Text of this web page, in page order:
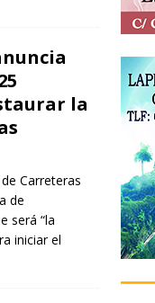
la
Carreteras
de
será “la
iniciar el